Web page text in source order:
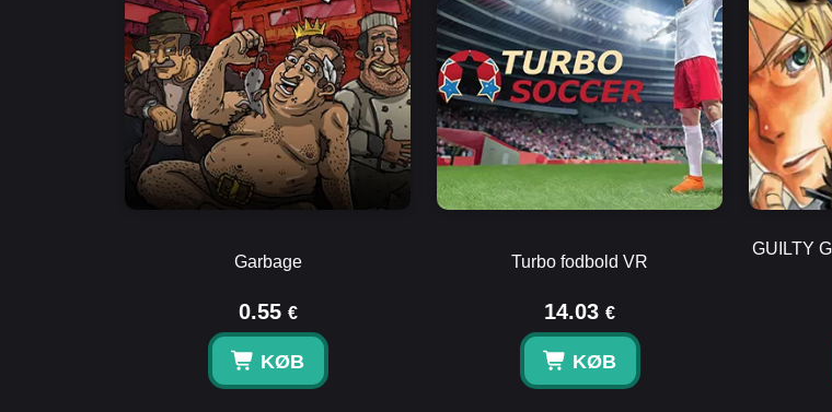
Garbage
0.55 €
KØB
Turbo fodbold VR
14.03 €
KØB
GUILTY